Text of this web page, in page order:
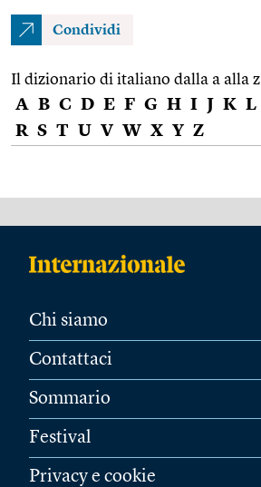
Condividi
Il dizionario di italiano dalla a alla z
A B C D E F G H I J K L
R S T U V W X Y Z
Chi siamo
Contattaci
Sommario
Festival
Privacy e cookie